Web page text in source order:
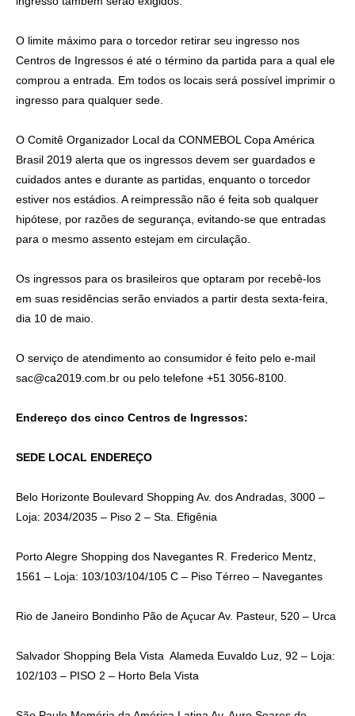
O limite máximo para o torcedor retirar seu ingresso nos
Centros de Ingressos é até o término da partida para a qual ele
comprou a entrada. Em todos os locais será possível imprimir o
ingresso para qualquer sede.
O Comitê Organizador Local da CONMEBOL Copa América
Brasil 2019 alerta que os ingressos devem ser guardados e
cuidados antes e durante as partidas, enquanto o torcedor
estiver nos estádios. A reimpressão não é feita sob qualquer
hipótese, por razões de segurança, evitando-se que entradas
para o mesmo assento estejam em circulação.
Os ingressos para os brasileiros que optaram por recebê-los
em suas residências serão enviados a partir desta sexta-feira,
dia 10 de maio.
O serviço de atendimento ao consumidor é feito pelo e-mail
sac@ca2019.com.br ou pelo telefone +51 3056-8100.
Endereço dos cinco Centros de Ingressos:
SEDE LOCAL ENDEREÇO
Belo Horizonte Boulevard Shopping Av. dos Andradas, 3000 –
Loja: 2034/2035 – Piso 2 – Sta. Efigênia
Porto Alegre Shopping dos Navegantes R. Frederico Mentz,
1561 – Loja: 103/103/104/105 C – Piso Térreo – Navegantes
Rio de Janeiro Bondinho Pão de AçucarAv. Pasteur, 520 – Urca
Salvador Shopping Bela Vista Alameda Euvaldo Luz, 92 – Loja:
102/103 – PISO 2 – Horto Bela Vista